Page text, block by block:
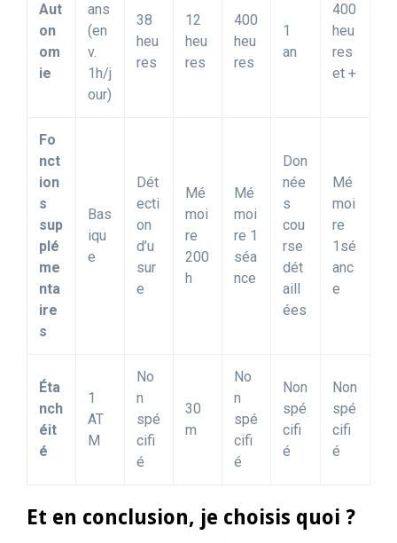
Aut
on
om
ie
ans
(en
v.
1h/j
our)
38
heu
res
12
heu
res
400
heu
res
1
an
400
heu
res
et +
Fo
nct
ion
s
sup
plé
me
nta
ire
s
Bas
iqu
e
Dét
ecti
on
d’u
sur
e
Mé
moi
re
200
h
Mé
moi
re 1
séa
nce
Don
née
s
cou
rse
dét
aill
ées
Mé
moi
re
1sé
anc
e
Éta
nch
éit
é
1
AT
M
No
n
spé
cifi
é
30
m
No
n
spé
cifi
é
Non
spé
cifi
é
Non
spé
cifi
é
Et en conclusion, je choisis quoi ?